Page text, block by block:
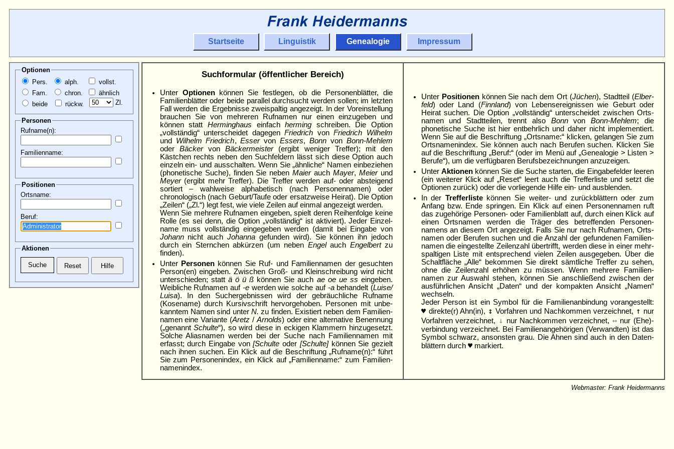
Startseite Linguistik Genealogie Impressum
Optionen
Pers.
Fam.
beide
alph.
chron.
rückw.
vollst.
ähnlich
Zl.
Personen
Rufname(n):
Familienname:
Positionen
Ortsname:
Beruf:
Aktionen
Suchformular (öffentlicher Bereich)
Unter Optionenkönnen Sie festlegen, ob die Personenblätter, die
Familien­blätter oder beide parallel durch­sucht werden sollen; im letzten
Fall werden die Ergebnisse zweispaltig ange­zeigt. In der Vorein­stellung
brauchen Sie von mehreren Rufnamen nur einen einzu­geben und
können statt Herminghaus einfachherming schreiben. Die Option
„vollständig“ unterscheidet dagegenFried­rich vonFriedrich Wilhelm
und Wilhelm Friedrich,EsservonEssers,Bonn vonBonn-Mehlem
oder BäckervonBäcker­meister(ergibt weniger Treffer); mit den
Kästchen rechts neben den Suchfeldern lässt sich diese Option auch
einzeln ein- und ausschalten. Wenn Sie „ähnliche“ Namen einbeziehen
(phonetische Suche), finden Sie nebenMaierauchMayer,Meierund
Meyer(ergibt mehr Treffer). Die Treffer werden auf- oder absteigend
sortiert – wahl­weise alpha­betisch (nach Personennamen) oder
chronologisch (nach Geburt/Taufe oder ersatzweise Heirat). Die Option
„Zeilen“ („Zl.“) legt fest, wie viele Zeilen auf einmal angezeigt werden.
Wenn Sie mehrere Rufnamen eingeben, spielt deren Reihenfolge keine
Rolle (es sei denn, die Option „vollständig“ ist aktiviert). Jeder Einzel­
name muss vollständig eingegeben werden (damit bei Eingabe von
Johannnicht auchJohanna gefunden wird). Sie können ihn jedoch
durch ein Stern­chen abkürzen (um neben Engelauch Engelbertzu
finden).
Unter Personen können Sie Ruf- und Familiennamen der gesuchten
Person(en) eingeben. Zwischen Groß- und Klein­schreibung wird nicht
unterschieden; statt ä ö ü ß können Sie auch ae oe ue ss eingeben.
Weibliche Rufnamen auf -ewerden wie solche auf -abehan­delt (Luise/
Luisa). In den Suchergebnissen wird der gebräuchliche Rufname
(Kosename) durch Kursivschrift hervor­gehoben. Personen mit unbe­
kann­tem Namen sind unter N. zu finden. Existiert neben dem Familien­
namen eine Variante (Aretz / Arnolds) oder eine alter­native Benennung
(„genanntSchulte“), so wird diese in eckigen Klammern hinzugesetzt.
Solche Alias­namen werden bei der Suche nach Familien­namen mit
erfasst; durch Eingabe von[Schulte oder [Schulte]können Sie gezielt
nach ihnen suchen. Ein Klick auf die Beschriftung „Rufname(n):“ führt
Sie zum Personen­index, ein Klick auf „Familien­name:“ zum Familien­
namen­index.
Unter Positionenkönnen Sie nach dem Ort (Jüchen), Stadtteil (Elber­
feld) oder Land (Finnland) von Lebens­ereig­nissen wie Geburt oder
Heirat suchen. Die Option „voll­ständig“ unter­scheidet zwischen Orts­
namen und Stadt­teilen, trennt also BonnvonBonn-Mehlem; die
phonetische Suche ist hier entbehrlich und daher nicht imple­mentiert.
Wenn Sie auf die Be­schriftung „Orts­name:“ klicken, gelangen Sie zum
Orts­namen­index. Sie können auch nach Berufen suchen. Klicken Sie
auf die Beschrif­tung „Beruf:“ (oder im Menü auf „Genea­logie > Listen >
Berufe“), um die verfüg­baren Berufs­bezeich­nungen anzuzeigen.
Unter Aktionenkönnen Sie die Suche starten, die Eingabefelder leeren
(ein weiterer Klick auf „Reset“ leert auch die Trefferliste und setzt die
Optionen zurück) oder die vorliegende Hilfe ein- und ausblenden.
In der Trefferlistekönnen Sie weiter- und zurückblättern oder zum
Anfang bzw. Ende sprin­gen. Ein Klick auf einen Personen­namen ruft
das zugehörige Personen- oder Fami­lien­blatt auf, durch einen Klick auf
einen Ortsnamen werden die Träger des betreffenden Personen­
namens an diesem Ort angezeigt. Falls Sie nur nach Ruf­namen, Orts­
namen oder Berufen suchen und die Anzahl der gefundenen Familien­
namen die ein­gestellte Zeilen­zahl übertrifft, werden diese in einer mehr­
spaltigen Liste mit ent­sprechend vielen Zeilen aus­gegeben. Über die
Schaltfläche „Alle“ bekommen Sie direkt sämtliche Treffer zu sehen,
ohne die Zeilen­zahl erhöhen zu müssen. Wenn mehrere Familien­
namen zur Auswahl stehen, können Sie an­schließend zwischen der
ausführ­lichen Ansicht „Daten“ und der kom­pakten Ansicht „Namen“
wechseln.
Jeder Person ist ein Symbol für die Familienanbindung vorangestellt:
♥ direkte(r) Ahn(in), ↕ Vor­fahren und Nach­kommen verzeichnet, ↑ nur
Vorfahren verzeichnet, ↓ nur Nach­kommen verzeichnet, ↔ nur (Ehe)­
verbindung ver­zeichnet. Bei Familien­angehöri­gen (Ver­wandten) ist das
Symbol schwarz, ansonsten grau. Die Ahnen sind auch in den Daten­
blättern durch ♥markiert.
Webmaster: Frank Heidermanns